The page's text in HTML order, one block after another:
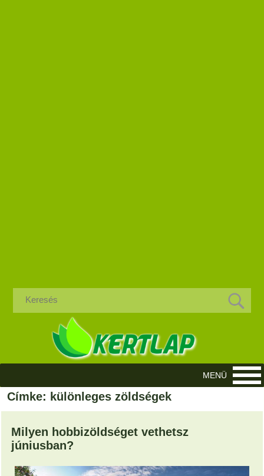
Címke: különleges zöldségek
Milyen hobbizöldséget vethetsz
júniusban?